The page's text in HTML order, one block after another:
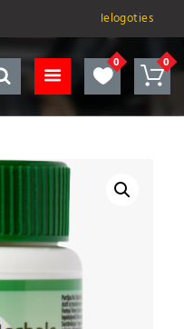
Ielogoties